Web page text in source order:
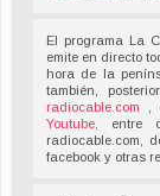
El programa La
emite en directo
hora de la
también,
radiocable.com
,
Youtube,
entre
radiocable.com,
facebook y otras